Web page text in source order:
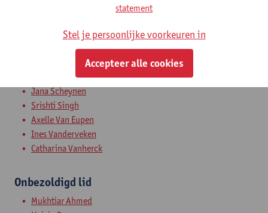
Koen Goossens
Paulien Leemans
Daniel Modrall Sperling
Jana Scheynen
Srishti Singh
Axelle Van Eupen
Ines Vanderveken
Catharina Vanherck
Onbezoldigd lid
Mukhtiar Ahmed
statement
Stel je persoonlijke voorkeuren in
Accepteer alle cookies